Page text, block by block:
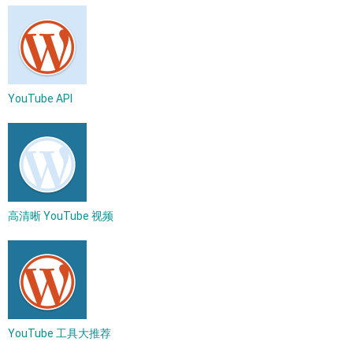
YouTube API
高清晰 YouTube 视频
YouTube 工具大推荐